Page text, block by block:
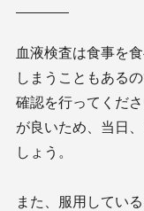
血液検査は食事を
しまうこともある
確認を行ってくだ
が良いため、当日
しょう。
また、服用してい